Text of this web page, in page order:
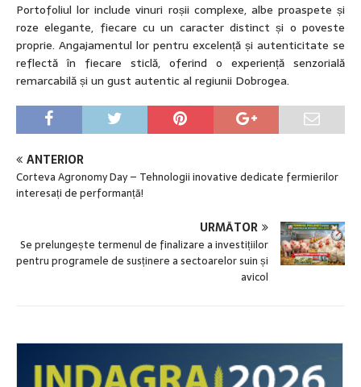
Portofoliul lor include vinuri roșii complexe, albe proaspete și
roze elegante, fiecare cu un caracter distinct și o poveste
proprie. Angajamentul lor pentru excelență și autenticitate se
reflectă în fiecare sticlă, oferind o experiență senzorială
remarcabilă și un gust autentic al regiunii Dobrogea.
ANTERIOR
Corteva Agronomy Day – Tehnologii inovative dedicate fermierilor
interesați de performanță!
URMĂTOR
Se prelungește termenul de finalizare a investițiilor
pentru programele de susținere a sectoarelor suin și
avicol